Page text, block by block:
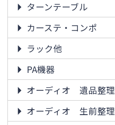
ターンテーブル
カーステ・コンポ
ラック他
PA機器
オーディオ 遺品整理
オーディオ 生前整理